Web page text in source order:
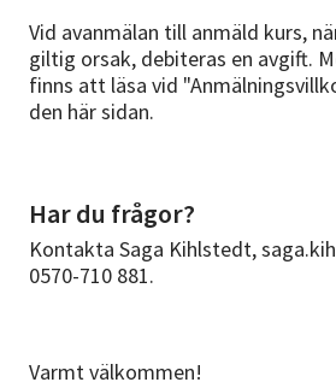
Vid avanmälan till anmäld kurs,
giltig orsak, debiteras en avgift.
finns att läsa vid
den här sidan.
Har du frågor?
Kontakta Saga Kihlstedt,
0570-710 881.
Varmt välkommen!